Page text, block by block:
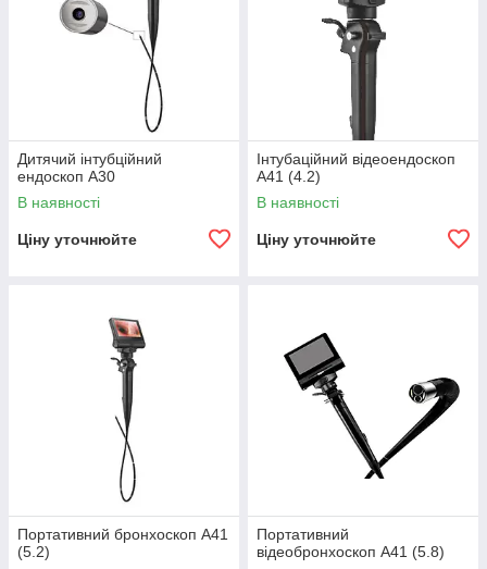
Дитячий інтубційний
ендоскоп А30
В наявності
Ціну уточнюйте
Інтубаційний відеоендоскоп
A41 (4.2)
В наявності
Ціну уточнюйте
Портативний бронхоскоп A41
(5.2)
Портативний
відеобронхоскоп A41 (5.8)